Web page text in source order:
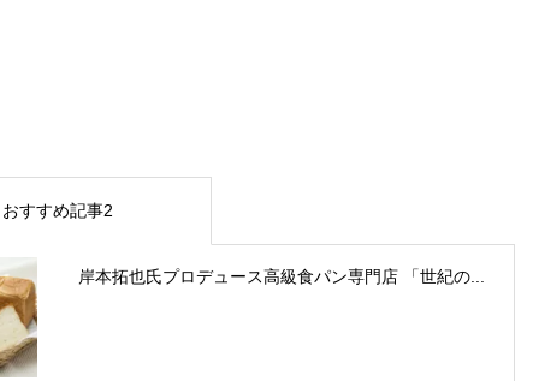
おすすめ記事2
岸本拓也氏プロデュース高級食パン専門店 「世紀の...